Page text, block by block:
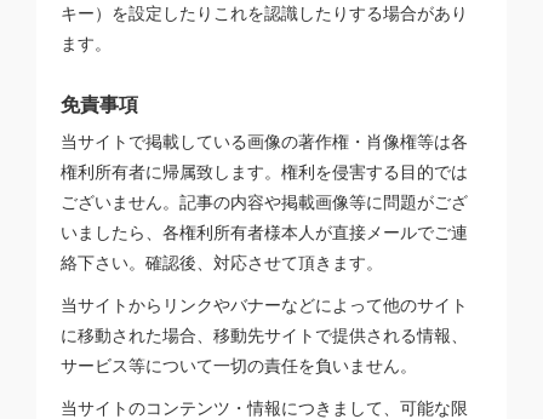
キー）を設定したりこれを認識したりする場合があり
ます。
免責事項
当サイトで掲載している画像の著作権・肖像権等は各
権利所有者に帰属致します。権利を侵害する目的では
ございません。記事の内容や掲載画像等に問題がござ
いましたら、各権利所有者様本人が直接メールでご連
絡下さい。確認後、対応させて頂きます。
当サイトからリンクやバナーなどによって他のサイト
に移動された場合、移動先サイトで提供される情報、
サービス等について一切の責任を負いません。
当サイトのコンテンツ・情報につきまして、可能な限